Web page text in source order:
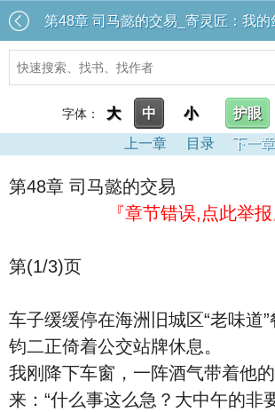
字体： 大 中 小 护眼
上一章
目录 下一章
第48章 司马懿的交易
『章节错误,点此举报
第(1/3)页
车子缓缓停在海洲旧城区“老味道
钧二正倚着公交站牌休息。
我刚降下车窗，一阵酒气带着他
来：“什么事这么急？大中午的非